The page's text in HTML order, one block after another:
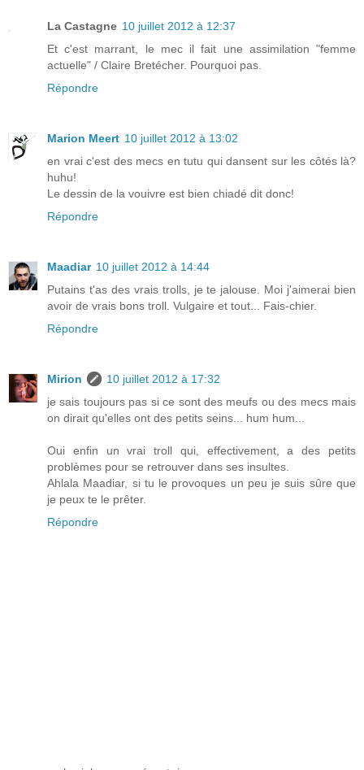
La Castagne 10 juillet 2012 à 12:37
Et c'est marrant, le mec il fait une assimilation "femme
actuelle" / Claire Bretécher. Pourquoi pas.
Répondre
Marion Meert 10 juillet 2012 à 13:02
en vrai c'est des mecs en tutu qui dansent sur les côtés là?
huhu!
Le dessin de la vouivre est bien chiadé dit donc!
Répondre
Maadiar 10 juillet 2012 à 14:44
Putains t'as des vrais trolls, je te jalouse. Moi j'aimerai bien
avoir de vrais bons troll. Vulgaire et tout... Fais-chier.
Répondre
Mirion
10 juillet 2012 à 17:32
je sais toujours pas si ce sont des meufs ou des mecs mais
on dirait qu'elles ont des petits seins... hum hum...
Oui enfin un vrai troll qui, effectivement, a des petits
problèmes pour se retrouver dans ses insultes.
Ahlala Maadiar, si tu le provoques un peu je suis sûre que
je peux te le prêter.
Répondre